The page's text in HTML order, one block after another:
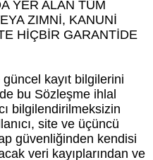
YER ALAN TÜM
ZIMNİ, KANUNİ
HİÇBİR GARANTİDE
kayıt bilgilerini
bu Sözleşme ihlal
bilgilendirilmeksizin
site ve üçüncü
güvenliğinden kendisi
veri kayıplarından ve